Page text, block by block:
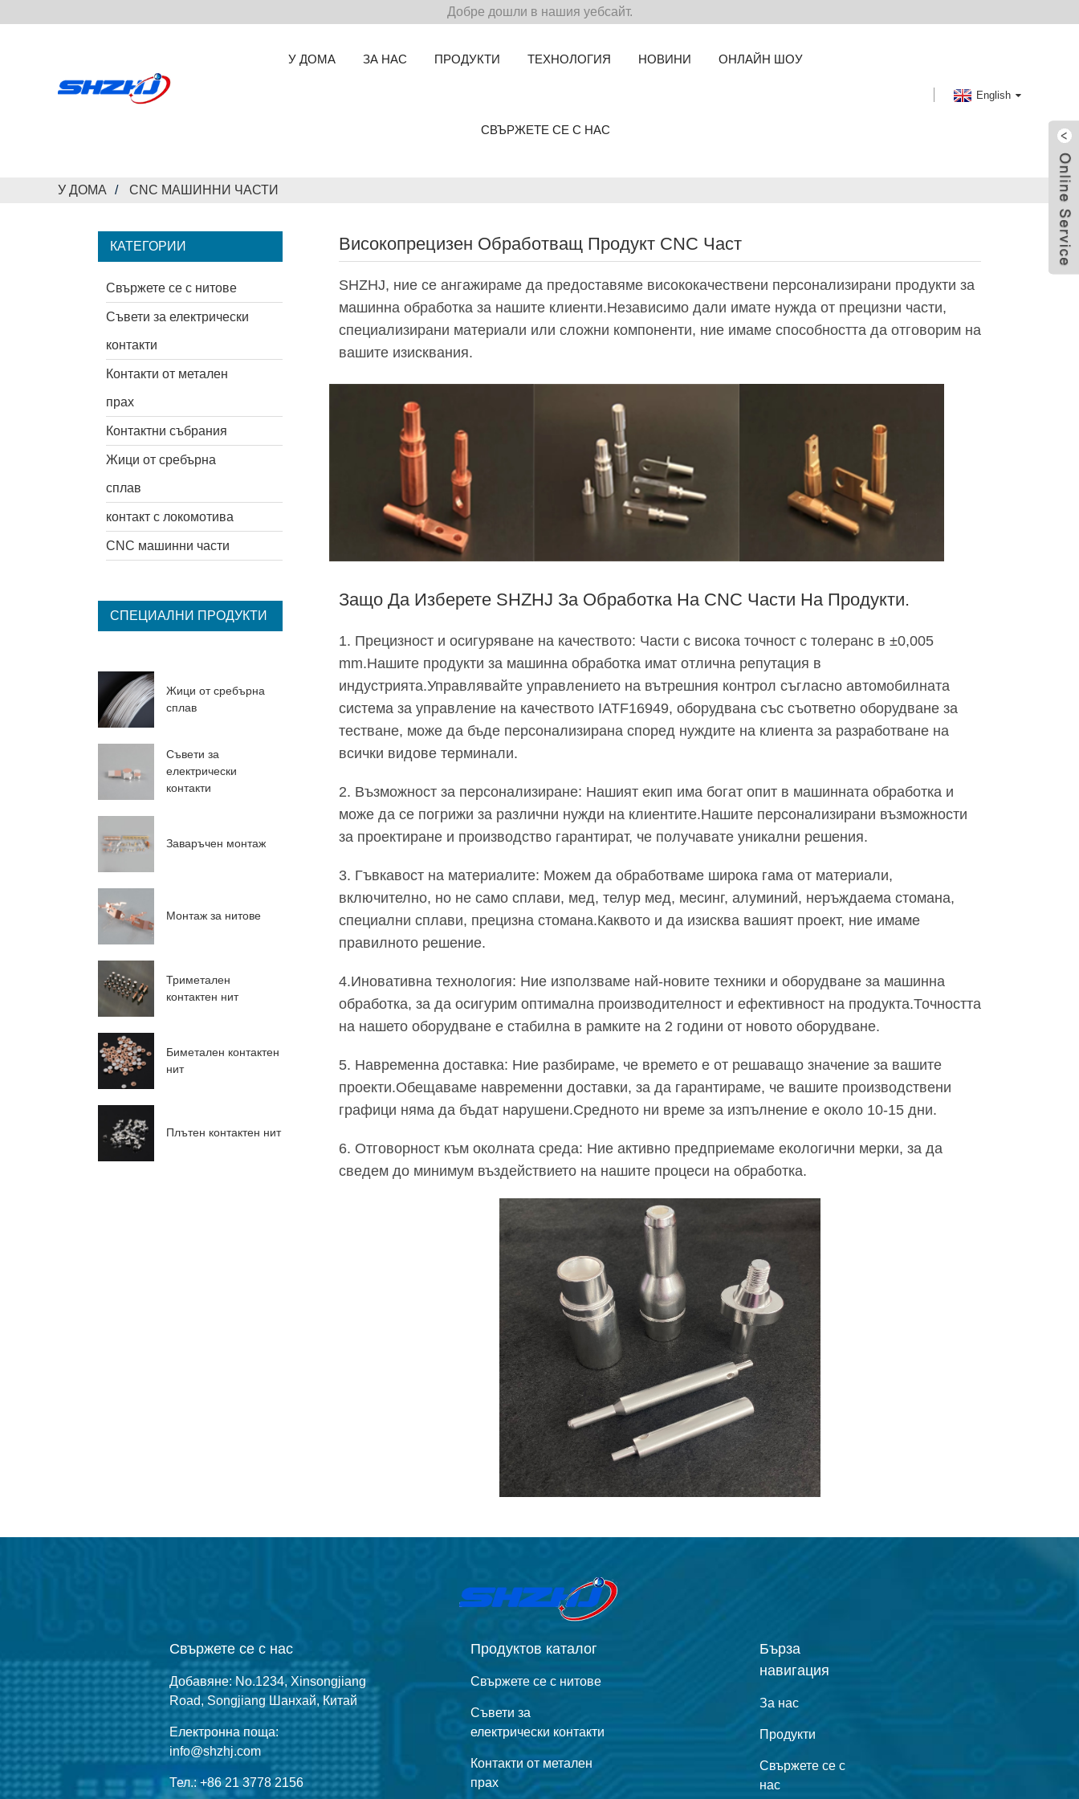
Добре дошли в нашия уебсайт.
У ДОМА ЗА НАС ПРОДУКТИ ТЕХНОЛОГИЯ НОВИНИ ОНЛАЙН ШОУ
СВЪРЖЕТЕ СЕ С НАС
English
У ДОМА CNC МАШИННИ ЧАСТИ
КАТЕГОРИИ
Свържете се с нитове
Съвети за електрически
контакти
Контакти от метален
прах
Контактни събрания
Жици от сребърна
сплав
контакт с локомотива
CNC машинни части
СПЕЦИАЛНИ ПРОДУКТИ
Жици от сребърна
сплав
Съвети за
електрически
контакти
Заваръчен монтаж
Монтаж за нитове
Триметален
контактен нит
Биметален контактен
нит
Плътен контактен нит
Високопрецизен Обработващ Продукт CNC Част
SHZHJ, ние се ангажираме да предоставяме висококачествени персонализирани продукти за
машинна обработка за нашите клиенти.Независимо дали имате нужда от прецизни части,
специализирани материали или сложни компоненти, ние имаме способността да отговорим на
вашите изисквания.
Защо Да Изберете SHZHJ За Обработка На CNC Части На Продукти.
1. Прецизност и осигуряване на качеството: Части с висока точност с толеранс в ±0,005
mm.Нашите продукти за машинна обработка имат отлична репутация в
индустрията.Управлявайте управлението на вътрешния контрол съгласно автомобилната
система за управление на качеството IATF16949, оборудвана със съответно оборудване за
тестване, може да бъде персонализирана според нуждите на клиента за разработване на
всички видове терминали.
2. Възможност за персонализиране: Нашият екип има богат опит в машинната обработка и
може да се погрижи за различни нужди на клиентите.Нашите персонализирани възможности
за проектиране и производство гарантират, че получавате уникални решения.
3. Гъвкавост на материалите: Можем да обработваме широка гама от материали,
включително, но не само сплави, мед, телур мед, месинг, алуминий, неръждаема стомана,
специални сплави, прецизна стомана.Каквото и да изисква вашият проект, ние имаме
правилното решение.
4.Иновативна технология: Ние използваме най-новите техники и оборудване за машинна
обработка, за да осигурим оптимална производителност и ефективност на продукта.Точността
на нашето оборудване е стабилна в рамките на 2 години от новото оборудване.
5. Навременна доставка: Ние разбираме, че времето е от решаващо значение за вашите
проекти.Обещаваме навременни доставки, за да гарантираме, че вашите производствени
графици няма да бъдат нарушени.Средното ни време за изпълнение е около 10-15 дни.
6. Отговорност към околната среда: Ние активно предприемаме екологични мерки, за да
сведем до минимум въздействието на нашите процеси на обработка.
Свържете се с нас
Добавяне: No.1234, Xinsongjiang
Road, Songjiang Шанхай, Китай
Електронна поща:
info@shzhj.com
Тел.: +86 21 3778 2156
Продуктов каталог
Свържете се с нитове
Съвети за
електрически контакти
Контакти от метален
прах
Бърза
навигация
За нас
Продукти
Свържете се с
нас